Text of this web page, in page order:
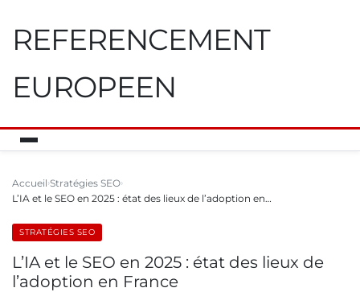
REFERENCEMENT
EUROPEEN
Accueil Stratégies SEO
L’IA et le SEO en 2025 : état des lieux de l’adoption en…
STRATÉGIES SEO
L’IA et le SEO en 2025 : état des lieux de
l’adoption en France